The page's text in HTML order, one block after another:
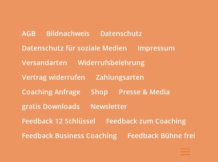
AGB Bildnachweis
Datenschutz
Datenschutz für soziale Medien
Impressum
Versandarten
Widerrufsbelehrung
Vertrag widerrufen
Zahlungsarten
Coaching Anfrage
Shop
Presse & Media
gratis Downloads
Newsletter
Feedback 12 Schlüssel
Feedback zum Coaching
Feedback Business Coaching
Feedback Bühne frei